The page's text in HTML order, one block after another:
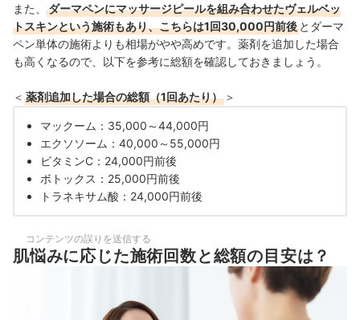
また、
ダーマペンにマッサージピールを組み合わせたヴェルベッ
トスキンという施術もあり、こちらは1回30,000円前後 とダーマ
ペン単体の施術よりも相場がやや高めです。薬剤を追加した場合
も高くなるので、以下を参考に総額を確認しておきましょう。
＜ 薬剤追加した場合の総額（1回あたり） ＞
マックーム：35,000～44,000円
エクソソーム：40,000～55,000円
ビタミンC：24,000円前後
ボトックス：25,000円前後
トラネキサム酸：24,000円前後
コンテンツの誤りを送信する
肌悩みに応じた施術回数と総額の目安は？